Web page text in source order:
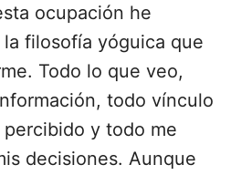
ocupación he
filosofía yóguica que
Todo lo que veo,
todo vínculo
y todo me
decisiones. Aunque